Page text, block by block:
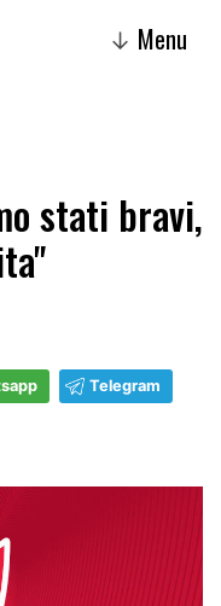
↓ Menu
stati bravi,
Telegram